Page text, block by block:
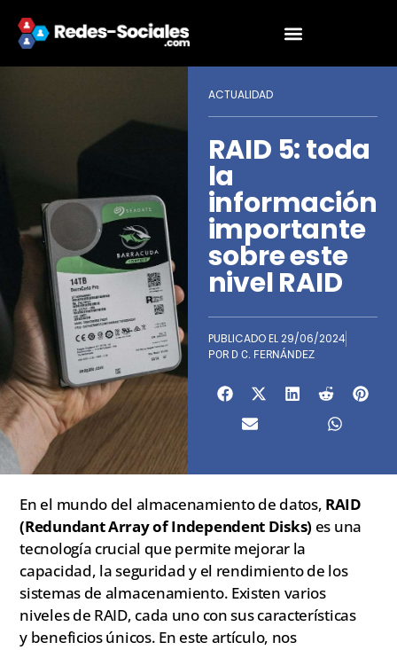
ACTUALIDAD
RAID 5: toda
la
información
importante
sobre este
nivel RAID
PUBLICADO EL29/06/2024
POR D C. FERNÁNDEZ
En el mundo del almacenamiento de datos, RAID
(Redundant Array of Independent Disks) es una
tecnología crucial que permite mejorar la
capacidad, la seguridad y el rendimiento de los
sistemas de almacenamiento. Existen varios
niveles de RAID, cada uno con sus características
y beneficios únicos. En este artículo, nos